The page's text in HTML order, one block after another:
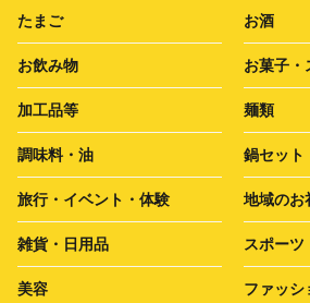
たまご お酒
お飲み物 お菓子・
加工品等 麺類
調味料・油 鍋セット
旅行・イベント・体験 地域のお
雑貨・日用品 スポーツ
美容 ファッシ